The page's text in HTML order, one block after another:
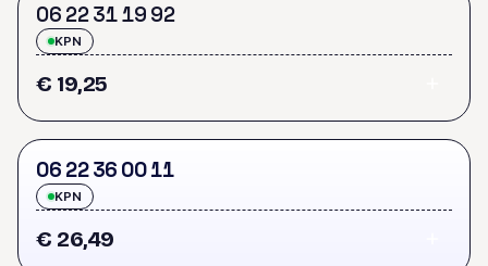
06 223119 92
KPN
€ 19,25
06 2236 0011
KPN
€ 26,49